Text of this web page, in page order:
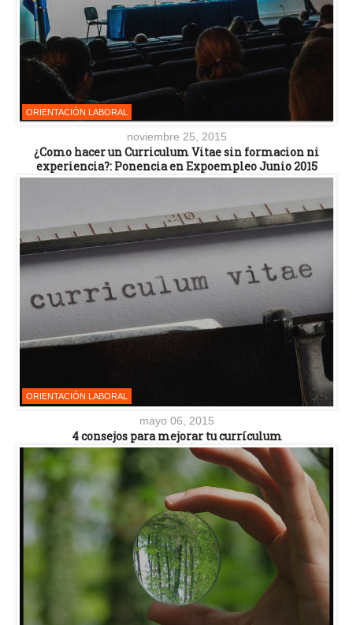
ORIENTACIÓN LABORAL
noviembre 25, 2015
¿Como hacer un Curriculum Vitae sin formacion ni
experiencia?: Ponencia en Expoempleo Junio 2015
ORIENTACIÓN LABORAL
mayo 06, 2015
4 consejos para mejorar tu currículum